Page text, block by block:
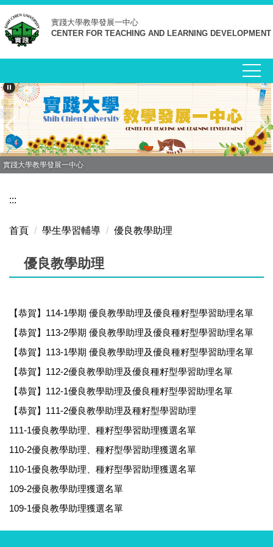
跳
到
主
要
容
區
實踐大學教學發展一中心
CENTER FOR TEACHING AND LEARNING DEVELOPMENT
實踐大學教學發展一中心
:::
首頁 學生學習輔導 優良教學助理
優良教學助理
【恭賀】114-1學期 優良教學助理及優良種籽型學習助理名單
【恭賀】113-2學期 優良教學助理及優良種籽型學習助理名單
【恭賀】113-1學期 優良教學助理及優良種籽型學習助理名單
【恭賀】112-2優良教學助理及優良種籽型學習助理名單
【恭賀】112-1優良教學助理及優良種籽型學習助理名單
【恭賀】111-2優良教學助理及種籽型學習助理
111-1優良教學助理、種籽型學習助理獲選名單
110-2優良教學助理、種籽型學習助理獲選名單
110-1優良教學助理、種籽型學習助理獲選名單
109-2優良教學助理獲選名單
109-1優良教學助理獲選名單